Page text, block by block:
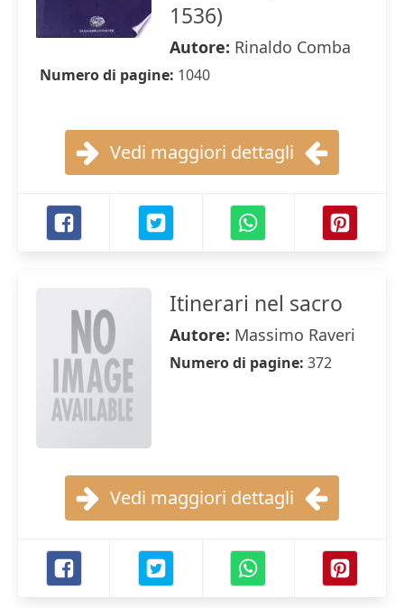
1536)
Autore: Rinaldo Comba
Numero di pagine: 1040
Vedi maggiori dettagli
Itinerari nel sacro
Autore: Massimo Raveri
Numero di pagine: 372
Vedi maggiori dettagli